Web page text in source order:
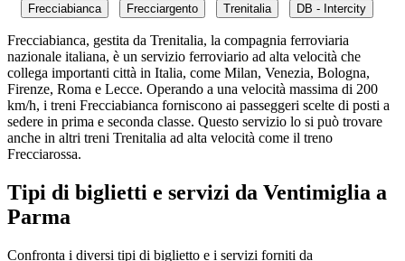
Frecciabianca Frecciargento Trenitalia DB - Intercity
Frecciabianca, gestita da Trenitalia, la compagnia ferroviaria
nazionale italiana, è un servizio ferroviario ad alta velocità che
collega importanti città in Italia, come Milan, Venezia, Bologna,
Firenze, Roma e Lecce. Operando a una velocità massima di 200
km/h, i treni Frecciabianca forniscono ai passeggeri scelte di posti a
sedere in prima e seconda classe. Questo servizio lo si può trovare
anche in altri treni Trenitalia ad alta velocità come il treno
Frecciarossa.
Tipi di biglietti e servizi da Ventimiglia a
Parma
Confronta i diversi tipi di biglietto e i servizi forniti da